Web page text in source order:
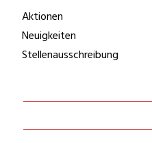
Aktionen
Neuigkeiten
Stellenausschreibung